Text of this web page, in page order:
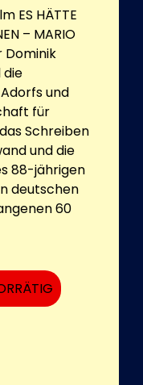
ES HÄTTE
– MARIO
Dominik
die
und
für
Schreiben
und die
88-jährigen
deutschen
60